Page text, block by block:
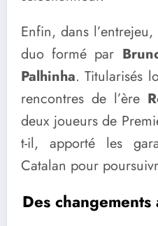
Enfin, dans
duo formé par
Palhinha. Titularisés
rencontres de l’ère
deux joueurs de
t-il, apporté les
Catalan pour
Des